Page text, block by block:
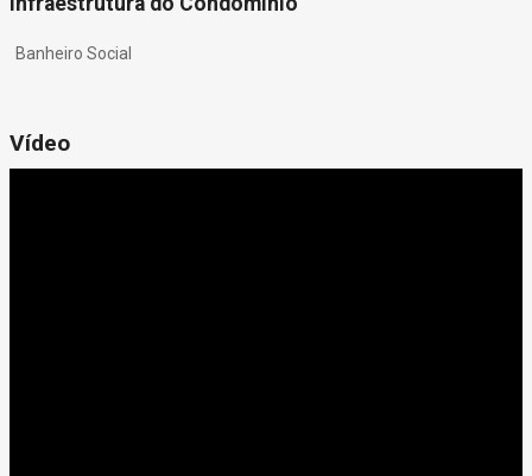
Banheiro Social
Vídeo